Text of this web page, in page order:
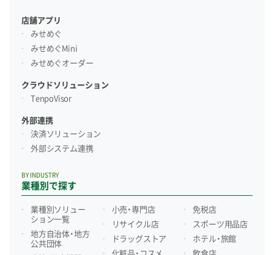
店舗アプリ
みせめぐ
みせめぐMini
みせめぐオーダー
クラウドソリューション
TenpoVisor
外部連携
決済ソリューション
外部システム連携
業種別で探す
BY INDUSTRY
業種別ソリュー
ション一覧
地方自治体・地方
公共団体
小売・専門店
リサイクル店
ドラッグストア
化粧品・コスメ
免税店
スポーツ用品店
ホテル・旅館
飲食店